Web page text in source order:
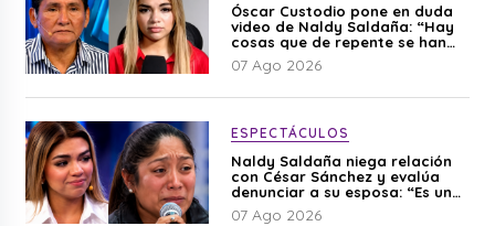
Óscar Custodio pone en duda
video de Naldy Saldaña: “Hay
cosas que de repente se han
editado”
07 Ago 2026
ESPECTÁCULOS
Naldy Saldaña niega relación
con César Sánchez y evalúa
denunciar a su esposa: “Es una
difamación”
07 Ago 2026